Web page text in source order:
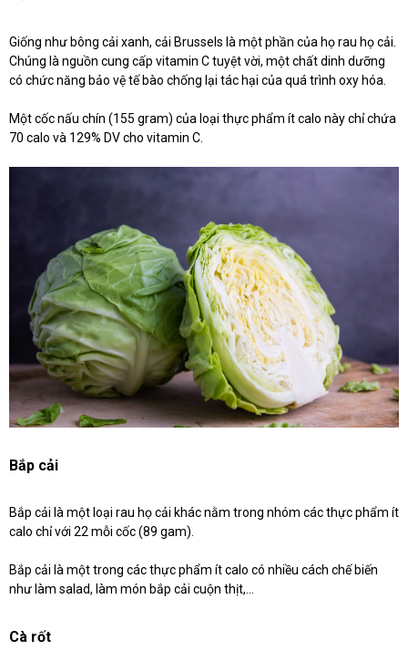
Giống như bông cải xanh, cải Brussels là một phần của họ rau họ cải.
Chúng là nguồn cung cấp vitamin C tuyệt vời, một chất dinh dưỡng
có chức năng bảo vệ tế bào chống lại tác hại của quá trình oxy hóa.
Một cốc nấu chín (155 gram) của loại thực phẩm ít calo này chỉ chứa
70 calo và 129% DV cho vitamin C.
Bắp cải
Bắp cải là một loại rau họ cải khác nằm trong nhóm các thực phẩm ít
calo chỉ với 22 mỗi cốc (89 gam).
Bắp cải là một trong các thực phẩm ít calo có nhiều cách chế biến
như làm salad, làm món bắp cải cuộn thịt,...
Cà rốt